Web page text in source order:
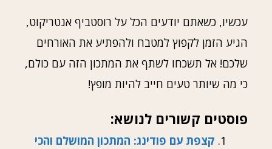
עכשיו, כשאתם יודעים הכל על רוסטביף אנטריקוט,
הגיע הזמן לקפוץ למטבח ולהפתיע את האורחים
שלכם! אל תשכחו לשתף את המתכון הזה עם כולם,
כי מה שיותר טעים חייב להיות מופץ!
פוסטים קשורים לנושא:
קצפת עם פודינג: המתכון המושלם והכי